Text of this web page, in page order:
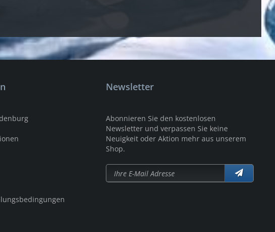
Newsletter
Abonnieren Sie den kostenlosen
Newsletter und verpassen Sie keine
Neuigkeit oder Aktion mehr aus unserem
Shop.